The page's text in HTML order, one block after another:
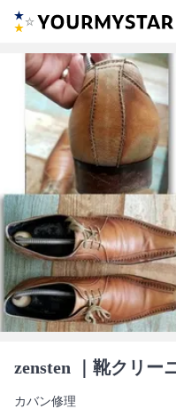
zensten ｜靴クリー
カバン修理